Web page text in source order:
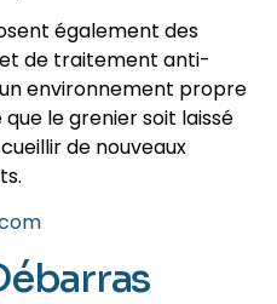
également des
de traitement anti-
environnement propre
que le grenier soit laissé
de nouveaux